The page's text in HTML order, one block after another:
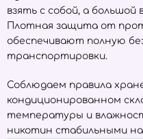
взять с собой, а большой
Плотная защита от
обеспечивают полную
транспортировки.
Соблюдаем правила
кондиционированном
температуры и
никотин стабильными на